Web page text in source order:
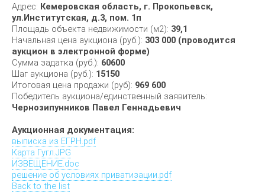
Адрес: Кемеровская область, г. Прокопьевск,
ул.Институтская, д.3, пом. 1п
Площадь объекта недвижимости (м2): 39,1
Начальная цена аукциона (руб.): 303 000 (проводится
аукцион в электронной форме)
Сумма задатка (руб.): 60600
Шаг аукциона (руб.): 15150
Итоговая цена продажи (руб): 969 600
Победитель аукциона/единственный заявитель:
Чернозипунников Павел Геннадьевич
Аукционная документация:
выписка из ЕГРН.pdf
Карта Гугл.JPG
ИЗВЕЩЕНИЕ.doc
решение об условиях приватизации.pdf
Back to the list